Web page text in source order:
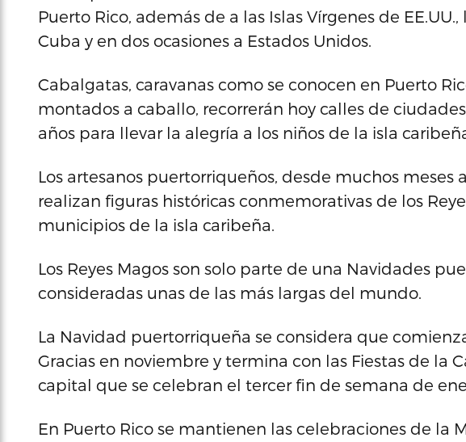
Puerto Rico, además de a las Islas Vírgenes de
Cuba y en dos ocasiones a Estados Unidos.
Cabalgatas, caravanas como se conocen en Puerto
montados a caballo, recorrerán hoy calles de
años para llevar la alegría a los niños de la isla
Los artesanos puertorriqueños, desde muchos meses
realizan figuras históricas conmemorativas de los
municipios de la isla caribeña.
Los Reyes Magos son solo parte de una Navidades
consideradas unas de las más largas del mundo.
La Navidad puertorriqueña se considera que
Gracias en noviembre y termina con las Fiestas de la
capital que se celebran el tercer fin de semana de
En Puerto Rico se mantienen las celebraciones de la